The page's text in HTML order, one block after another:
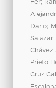
Fer;
Dario;
Salazar
Chávez
Prieto
Cruz